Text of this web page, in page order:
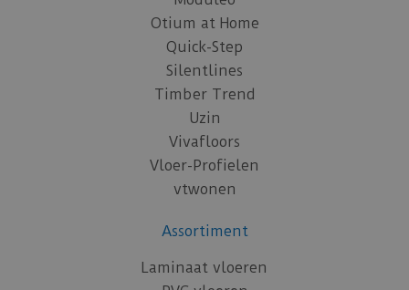
Otium at Home
Quick-Step
Silentlines
Timber Trend
Uzin
Vivafloors
Vloer-Profielen
vtwonen
Assortiment
Laminaat vloeren